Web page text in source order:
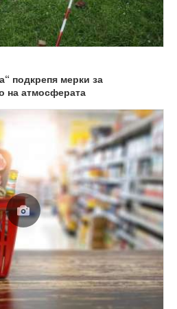
подкрепя мерки за
на атмосферата